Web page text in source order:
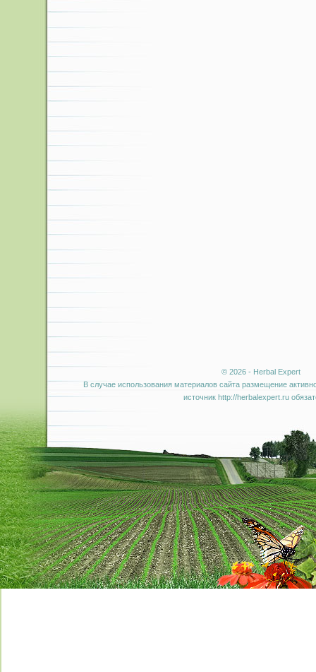
© 2026 - Herbal Expert
В случае использования материалов сайта размещение
источник http://herbalexpert.ru